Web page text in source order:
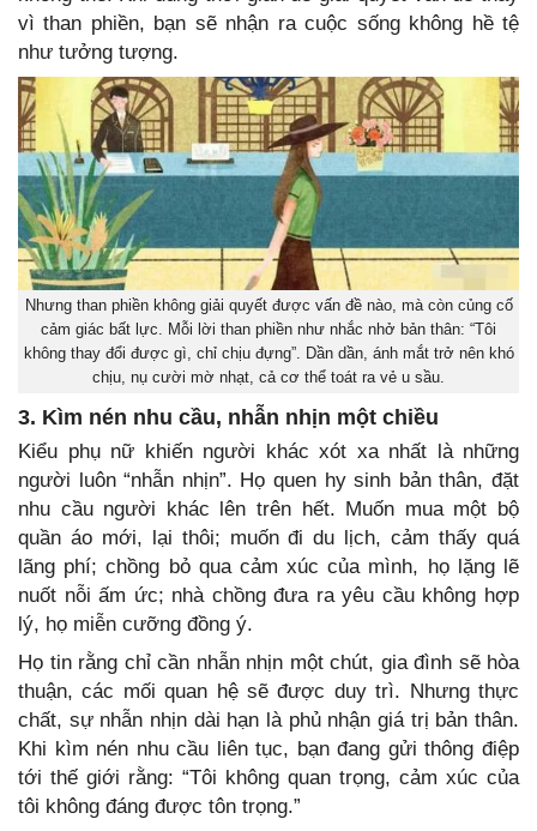
vì than phiền, bạn sẽ nhận ra cuộc sống không hề tệ
như tưởng tượng.
Nhưng than phiền không giải quyết được vấn đề nào, mà còn củng cố
cảm giác bất lực. Mỗi lời than phiền như nhắc nhở bản thân: “Tôi
không thay đổi được gì, chỉ chịu đựng”. Dần dần, ánh mắt trở nên khó
chịu, nụ cười mờ nhạt, cả cơ thể toát ra vẻ u sầu.
3. Kìm nén nhu cầu, nhẫn nhịn một chiều
Kiểu phụ nữ khiến người khác xót xa nhất là những
người luôn “nhẫn nhịn”. Họ quen hy sinh bản thân, đặt
nhu cầu người khác lên trên hết. Muốn mua một bộ
quần áo mới, lại thôi; muốn đi du lịch, cảm thấy quá
lãng phí; chồng bỏ qua cảm xúc của mình, họ lặng lẽ
nuốt nỗi ấm ức; nhà chồng đưa ra yêu cầu không hợp
lý, họ miễn cưỡng đồng ý.
Họ tin rằng chỉ cần nhẫn nhịn một chút, gia đình sẽ hòa
thuận, các mối quan hệ sẽ được duy trì. Nhưng thực
chất, sự nhẫn nhịn dài hạn là phủ nhận giá trị bản thân.
Khi kìm nén nhu cầu liên tục, bạn đang gửi thông điệp
tới thế giới rằng: “Tôi không quan trọng, cảm xúc của
tôi không đáng được tôn trọng.”